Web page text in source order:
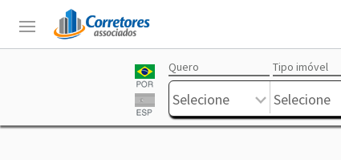
Anuncie Trabalhe Livre
Quero Tipo imóvel
Selecione Selecione